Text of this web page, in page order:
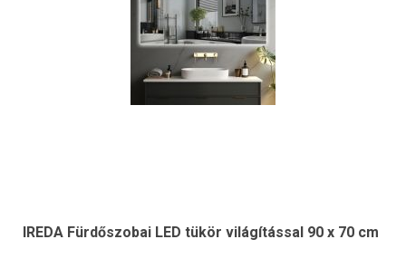
IREDA Fürdőszobai LED tükör világítással 90 x 70 cm